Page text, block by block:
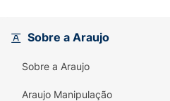
Ingredientes:
Aqua allohol, pvp
26, hydroxyethyl urea,
Sobre a Araujo
Sobre a Araujo
Araujo Manipulação